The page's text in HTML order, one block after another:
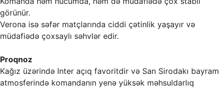
görünür.
Verona isə səfər matçlarında ciddi çətinlik yaşayır və
müdafiədə çoxsaylı səhvlər edir.
Proqnoz
Kağız üzərində Inter açıq favoritdir və San Sirodakı bayram
atmosferində komandanın yenə yüksək məhsuldarlıq